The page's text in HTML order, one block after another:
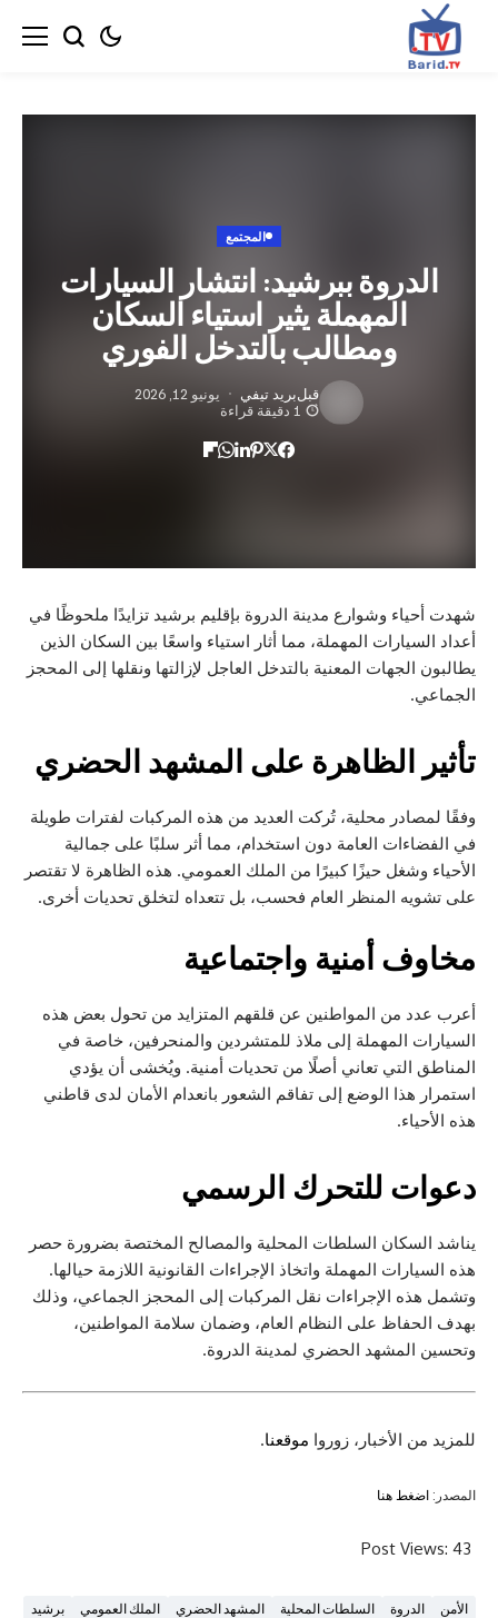
ببرشيد: انتشار السيارات
المهملة يثير استياء السكان
ومطالب بالتدخل الفوري
بريد تيفي
يونيو 12, 2026
وشوارع مدينة الدروة بإقليم برشيد تزايدًا ملحوظًا في
المهملة، مما أثار استياء واسعًا بين السكان الذين
المعنية بالتدخل العاجل لإزالتها ونقلها إلى المحجز
الظاهرة على المشهد الحضري
محلية، تُركت العديد من هذه المركبات لفترات طويلة
العامة دون استخدام، مما أثر سلبًا على جمالية
حيزًا كبيرًا من الملك العمومي. هذه الظاهرة لا تقتصر
المنظر العام فحسب، بل تتعداه لتخلق تحديات أخرى.
أمنية واجتماعية
من المواطنين عن قلقهم المتزايد من تحول بعض هذه
المهملة إلى ملاذ للمتشردين والمنحرفين، خاصة في
تعاني أصلًا من تحديات أمنية. ويُخشى أن يؤدي
الوضع إلى تفاقم الشعور بانعدام الأمان لدى قاطني
للتحرك الرسمي
السلطات المحلية والمصالح المختصة بضرورة حصر
المهملة واتخاذ الإجراءات القانونية اللازمة حيالها.
الإجراءات نقل المركبات إلى المحجز الجماعي، وذلك
على النظام العام، وضمان سلامة المواطنين،
الحضري لمدينة الدروة.
زورواموقعنا .
هنا
Post
السلطات المحلية المشهد الحضري الملك العمومي
برشيد